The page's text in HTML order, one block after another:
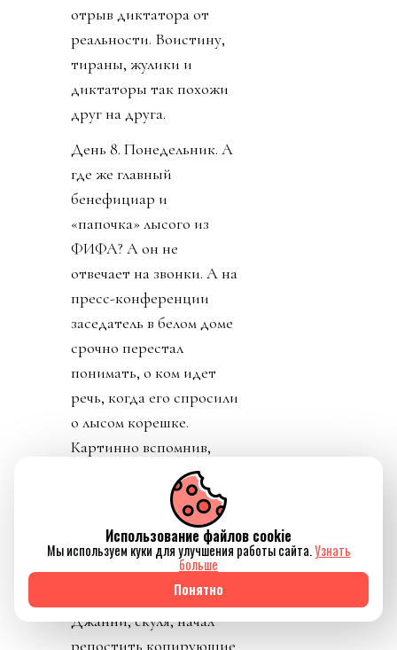
отрыв диктатора от
реальности. Воистину,
тираны, жулики и
диктаторы так похожи
друг на друга.
День 8. Понедельник. А
где же главный
бенефициар и
«папочка» лысого из
ФИФА? А он не
отвечает на звонки. А на
пресс-конференции
заседатель в белом доме
срочно перестал
понимать, о ком идет
речь, когда его спросили
о лысом корешке.
Картинно вспомнив,
дон заявил, что не
разговаривал с
Инфантино. Лишенный
благословения патрона,
скукожившийся до
размеров Волдеморта,
Джанни, скуля, начал
репостить копирующие
Использование файлов cookie
Мы используем куки для улучшения работы сайта.Узнать
больше
Понятно